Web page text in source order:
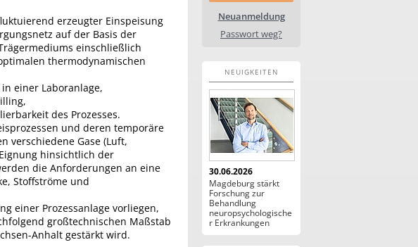
erzeugter Einspeisung
auf der Basis der
einschließlich
thermodynamischen
einer Laboranlage,
des Prozesses.
und deren temporäre
verschiedene Gase (Luft,
hinsichtlich der
die Anforderungen an eine
Stoffströme und
einer Prozessanlage vorliegen,
großtechnischen Maßstab
Anhalt gestärkt wird.
Neuanmeldung
Passwort weg?
NEUIGKEITEN
30.06.2026
Magdeburg stärkt
Forschung zur
Behandlung
neuropsychologische
r Erkrankungen